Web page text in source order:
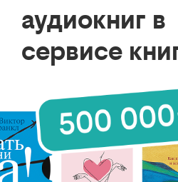
аудиокниг в
сервисе